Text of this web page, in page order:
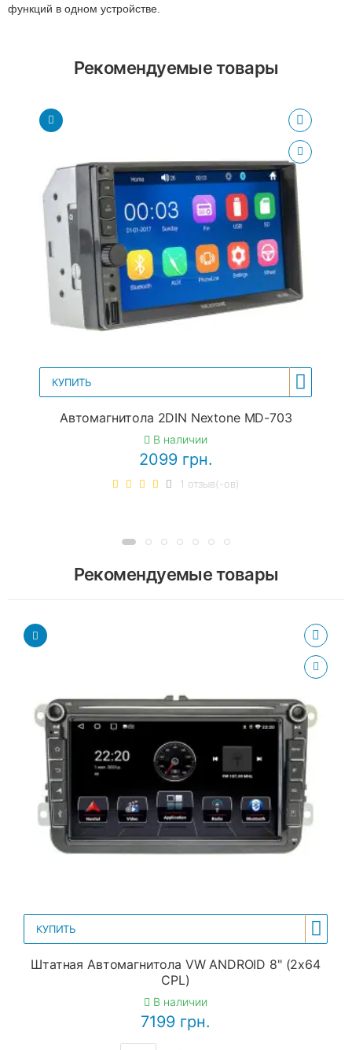
функций в одном устройстве.
Рекомендуемые товары
КУПИТЬ
Автомагнитола 2DIN Nextone MD-703
В наличии
2099 грн.
1 отзыв(-ов)
Рекомендуемые товары
КУПИТЬ
Штатная Автомагнитола VW ANDROID 8" (2x64
CPL)
В наличии
7199 грн.